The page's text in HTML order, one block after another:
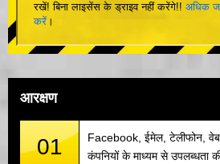
रखें! बिना लाइसेंस के ड्राइव नहीं करेंगे!! अधिक
करें ।
आरक्षण
01
Facebook, ईमेल, टेलीफोन, वेब
कंपनियों के माध्यम से उपलब्धता